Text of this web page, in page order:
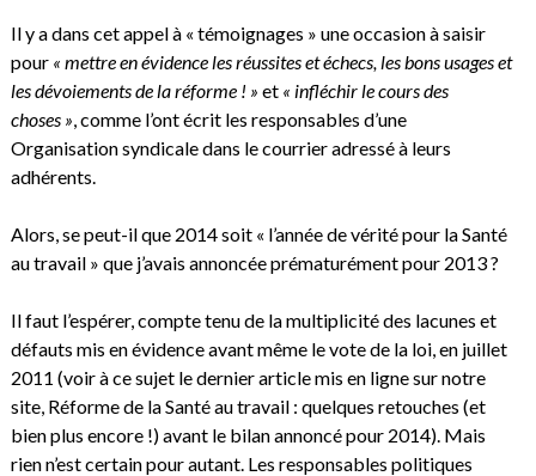
Il y a dans cet appel à « témoignages » une occasion à saisir
pour « mettre en évidence les réussites et échecs, les bons usages et
les dévoiements de la réforme ! » et « infléchir le cours des
choses » , comme l’ont écrit les responsables d’une
Organisation syndicale dans le courrier adressé à leurs
adhérents.
Alors, se peut-il que 2014 soit « l’année de vérité pour la Santé
au travail » que j’avais annoncée prématurément pour 2013 ?
Il faut l’espérer, compte tenu de la multiplicité des lacunes et
défauts mis en évidence avant même le vote de la loi, en juillet
2011 (voir à ce sujet le dernier article mis en ligne sur notre
site, Réforme de la Santé au travail : quelques retouches (et
bien plus encore !) avant le bilan annoncé pour 2014). Mais
rien n’est certain pour autant. Les responsables politiques